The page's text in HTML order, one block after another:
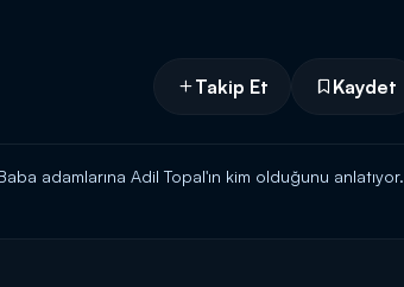
Takip Et Kaydet
adamlarına Adil Topal'ın kim olduğunu anlatıyor.